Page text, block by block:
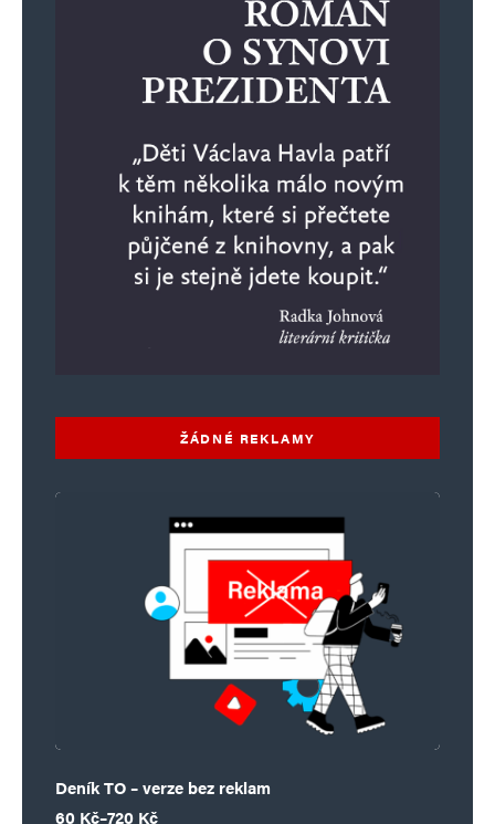
ŽÁDNÉ REKLAMY
Deník TO – verze bez reklam
60 Kč–720 Kč
Rozpětí cen: 60 Kč až 720 Kč